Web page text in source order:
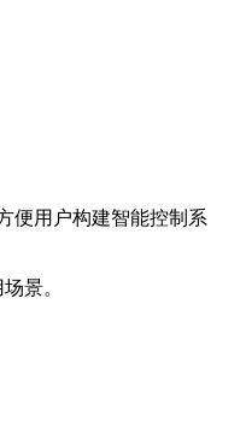
便用户构建智能控制系
景。